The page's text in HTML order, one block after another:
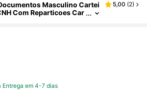
Masculino Cartei
Com Reparticoes Car
5,00 (2)
Entrega em 4-7 dias